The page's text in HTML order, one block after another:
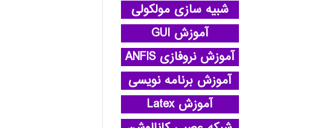
شبیه سازی مولکولی
آموزش GUI
آموزش نروفازی ANFIS
آموزش برنامه نویسی
آموزش Latex